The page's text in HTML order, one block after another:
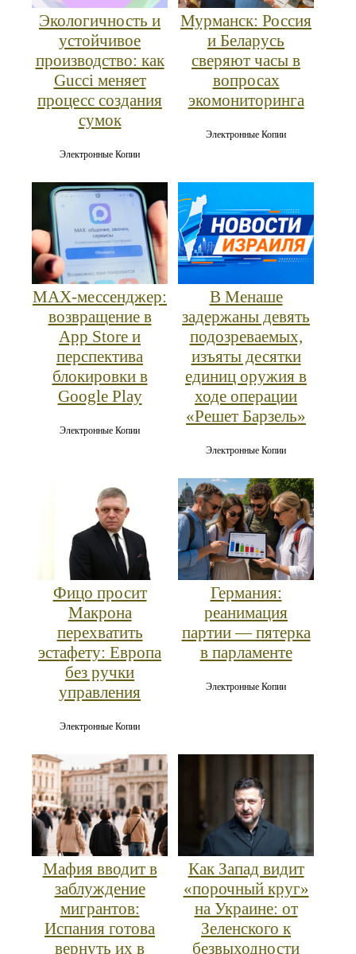
Экологичность и
устойчивое
производство: как
Gucci меняет
процесс создания
сумок
Электронные Копии
Мурманск: Россия
и Беларусь
сверяют часы в
вопросах
экомониторинга
Электронные Копии
MAX‑мессенджер:
возвращение в
App Store и
перспектива
блокировки в
Google Play
Электронные Копии
В Менаше
задержаны девять
подозреваемых,
изъяты десятки
единиц оружия в
ходе операции
«Решет Барзель»
Электронные Копии
Фицо просит
Макрона
перехватить
эстафету: Европа
без ручки
управления
Электронные Копии
Германия:
реанимация
партии — пятерка
в парламенте
Электронные Копии
Мафия вводит в
заблуждение
мигрантов:
Испания готова
вернуть их в
Как Запад видит
«порочный круг»
на Украине: от
Зеленского к
безвыходности